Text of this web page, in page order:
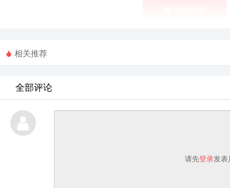
相关推荐
全部评论
请先登录发表